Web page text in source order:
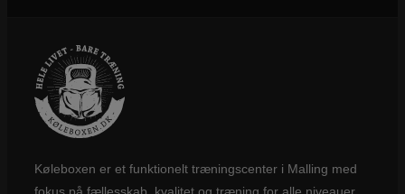
Køleboxen er et funktionelt træningscenter i Malling med
fokus på fællesskab, kvalitet og træning for alle niveauer.